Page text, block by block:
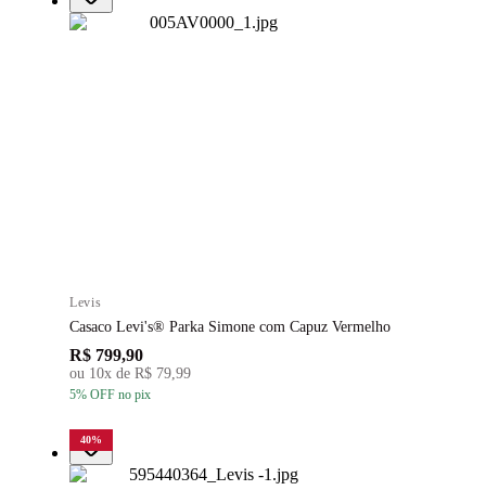
Levis
Casaco Levi's® Parka Simone com Capuz Vermelho
R$ 799,90
ou 10x de R$ 79,99
5% OFF no pix
40%